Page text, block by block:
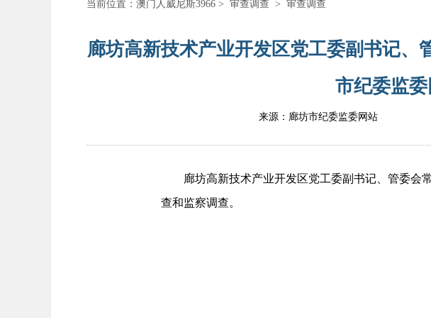
当前位置： 澳门人威尼斯3966 > 审查调查 > 审查调查
廊坊高新技术产业开发区党工委副书记
市纪委监
来源：廊坊市纪委监委网站
廊坊高新技术产业开发区党工委副书记、管委会
查和监察调查。